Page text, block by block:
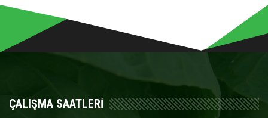
ÇALIŞMA SAATLERI